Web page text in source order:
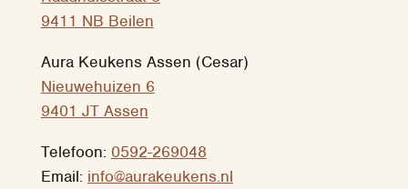
9411 NB Beilen
Aura Keukens Assen (Cesar)
Nieuwehuizen 6
9401 JT Assen
Telefoon: 0592-269048
Email: info@aurakeukens.nl